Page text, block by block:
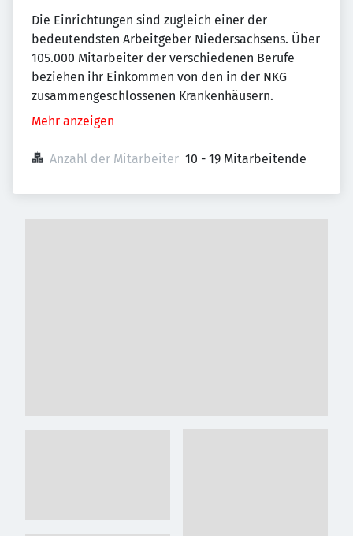
Die Einrichtungen sind zugleich einer der
bedeutendsten Arbeitgeber Niedersachsens. Über
105.000 Mitarbeiter der verschiedenen Berufe
beziehen ihr Einkommen von den in der NKG
zusammengeschlossenen Krankenhäusern.
Mehr anzeigen
Anzahl der Mitarbeiter 10 - 19 Mitarbeitende